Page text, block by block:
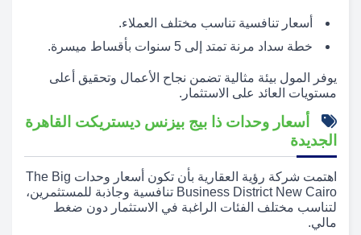
أسعار تنافسية تناسب مختلف العملاء.
خطة سداد مرنة تمتد إلى 5 سنوات بأقساط ميسرة.
يوفر المول بيئة مثالية تضمن نجاح الأعمال وتحقيق أعلى
مستويات العائد على الاستثمار.
أسعار وحدات ذا بيج بيزنس ديستريكت القاهرة
الجديدة
اهتمت شركة رؤية العقارية بأن تكون أسعار وحدات The Big
Business District New Cairo تنافسية وجاذبة للمستثمرين،
لتناسب مختلف الفئات الراغبة في الاستثمار دون ضغط
مالي.